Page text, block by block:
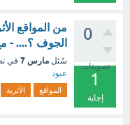
0
تصويتات
1
إجابة
من المواقع
الجوف ؟.... -
سُئل مارس 7 في
عبود
المواقع الأثرية